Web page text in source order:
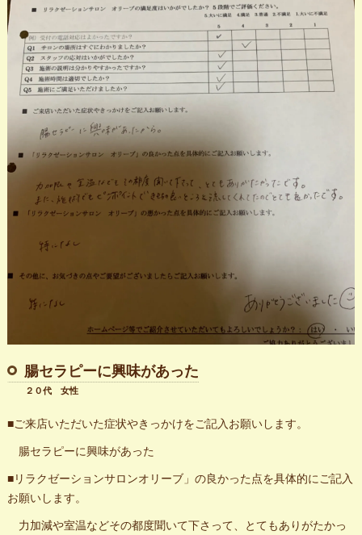
腸セラピーに興味があった
２０代 女性
■ご来店いただいた症状やきっかけをご記入お願いします。
腸セラピーに興味があった
■リラクゼーションサロンオリーブ」の良かった点を具体的にご記入
お願いします。
力加減や室温などその都度聞いて下さって、とてもありがたかっ